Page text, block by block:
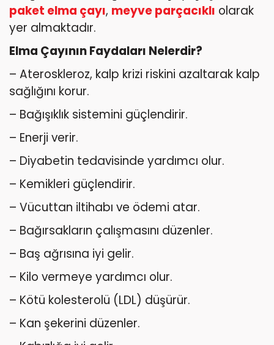
paket elma çayı, meyve parçacıklı olarak
yer almaktadır.
Elma Çayının Faydaları Nelerdir?
– Ateroskleroz, kalp krizi riskini azaltarak kalp
sağlığını korur.
– Bağışıklık sistemini güçlendirir.
– Enerji verir.
– Diyabetin tedavisinde yardımcı olur.
– Kemikleri güçlendirir.
– Vücuttan iltihabı ve ödemi atar.
– Bağırsakların çalışmasını düzenler.
– Baş ağrısına iyi gelir.
– Kilo vermeye yardımcı olur.
– Kötü kolesterolü (LDL) düşürür.
– Kan şekerini düzenler.